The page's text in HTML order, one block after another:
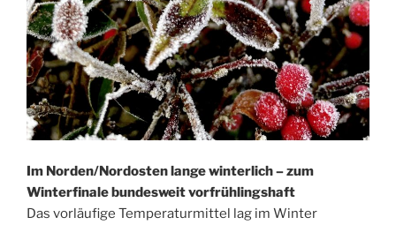
Im Norden/Nordosten lange winterlich – zum
Winterfinale bundesweit vorfrühlingshaft
Das vorläufige Temperaturmittel lag im Winter